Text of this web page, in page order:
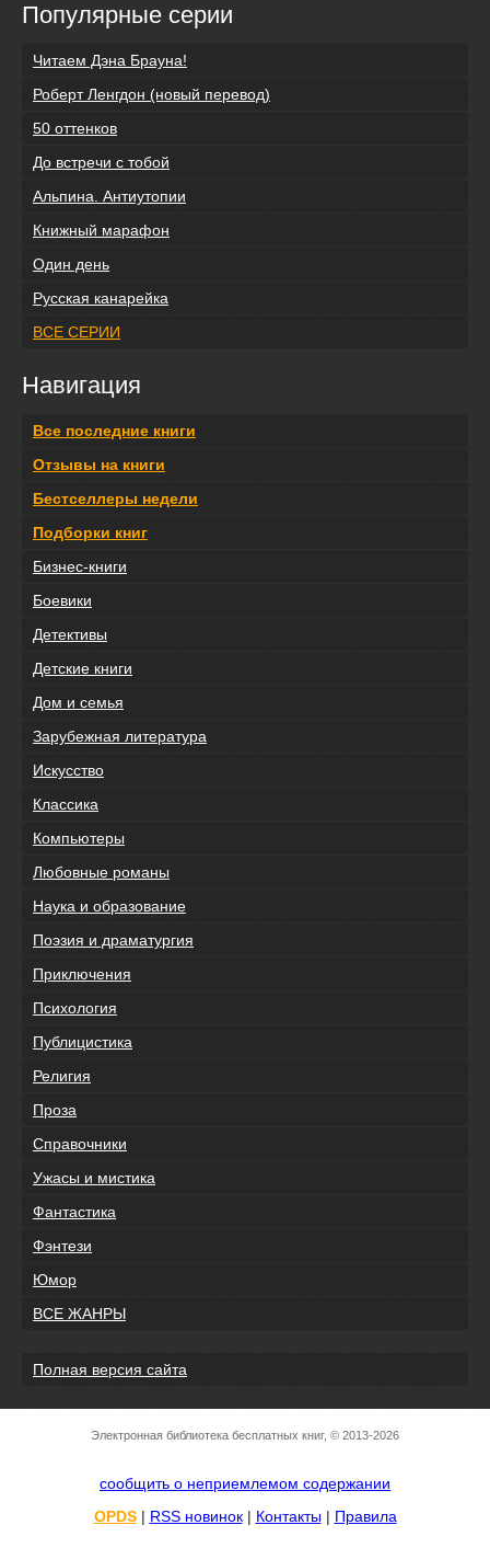
Популярные серии
Читаем Дэна Брауна!
Роберт Ленгдон (новый перевод)
50 оттенков
До встречи с тобой
Альпина. Антиутопии
Книжный марафон
Один день
Русская канарейка
ВСЕ СЕРИИ
Навигация
Все последние книги
Отзывы на книги
Бестселлеры недели
Подборки книг
Бизнес-книги
Боевики
Детективы
Детские книги
Дом и семья
Зарубежная литература
Искусство
Классика
Компьютеры
Любовные романы
Наука и образование
Поэзия и драматургия
Приключения
Психология
Публицистика
Религия
Проза
Справочники
Ужасы и мистика
Фантастика
Фэнтези
Юмор
ВСЕ ЖАНРЫ
Полная версия сайта
Электронная библиотека бесплатных книг, © 2013-2026
сообщить о неприемлемом содержании
OPDS| RSS новинок| Контакты| Правила